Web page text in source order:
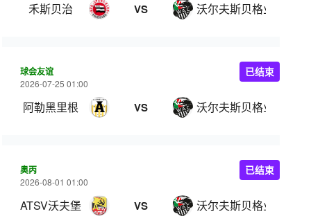
禾斯贝治 VS 沃尔夫斯贝格业余队
球会友谊
2026-07-25 01:00
阿勒黑里根 VS 沃尔夫斯贝格业余队
已结束
奥丙
2026-08-01 01:00
ATSV沃夫堡 VS 沃尔夫斯贝格业余队
已结束